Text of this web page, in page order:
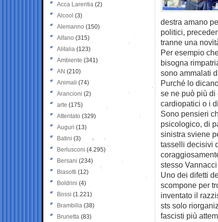
destra amano
politici,
tranne una
Per esempio
bisogna
sono ammalati
Purché lo
se ne può più di
cardiopatici o i
Sono pensieri
psicologico, di
sinistra sviene
tasselli decisivi
stesso
Uno dei difetti
scompone per
inventato il
sts solo
fascisti più
Acca Larentia (2)
Alcool (3)
Alemanno (150)
Alfano (315)
Alitalia (123)
Ambiente (341)
AN (210)
Animali (74)
Arancioni (2)
arte (175)
Attentato (329)
Auguri (13)
Batini (3)
Berlusconi (4.295)
Bersani (234)
Biasotti (12)
Boldrini (4)
Bossi (1.221)
Brambilla (38)
Brunetta (83)